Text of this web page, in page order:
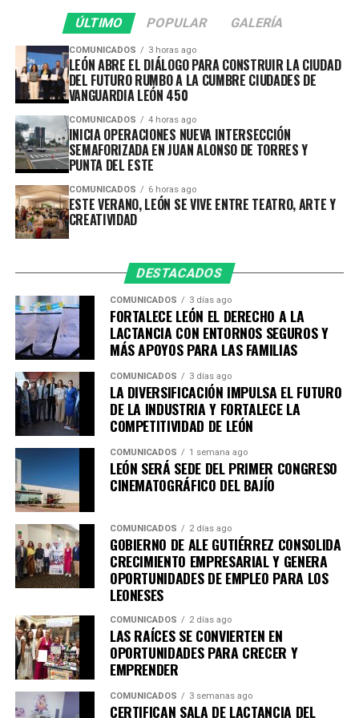
diversas actividades abiertas al público, convirtiéndose
en una excelente oportunidad para acercarse al mundo
del teatro.
FIACmx: diez días para descubrir el arte contemporáneo
Apenas termina el Encuentro Estatal de Teatro y León
continúa celebrando con otro de sus eventos culturales
más esperados.
Del 14 al 23 de agosto, llega la 29 edición del Festival
Internacional de Arte Contemporáneo (FIACmx), uno de
los festivales con mayor trayectoria del país y que este
invita a reflexionar sobre la identidad, la creatividad y la
transformación cultural desde distintas disciplinas
artísticas.
Durante diez días, la ciudad será sede de 44 actividades
distribuidas en 20 espacios, con la participación de
artistas provenientes de México, Colombia, Estados
Unidos, Perú, España, Italia, Francia y Cuba.
Apenas termina el Encuentro Estatal de Teatro y León
continúa celebrando con otro de sus eventos culturales
más esperados.
Mucho más que exposiciones
FIACmx reúne una programación pensada para públicos
muy diversos. Entre las actividades encontrarás:
•Conciertos nacionales e internacionales
•Danza contemporánea
•Teatro
•Cine
•Instalaciones artísticas
•Conversatorios
•Talleres gratuitos
ÚLTIMO POPULAR GALERÍA
COMUNICADOS 3 horas ago
LEÓN ABRE EL DIÁLOGO PARA CONSTRUIR LA CIUDAD
DEL FUTURO RUMBO A LA CUMBRE CIUDADES DE
VANGUARDIA LEÓN 450
COMUNICADOS 4 horas ago
INICIA OPERACIONES NUEVA INTERSECCIÓN
SEMAFORIZADA EN JUAN ALONSO DE TORRES Y
PUNTA DEL ESTE
COMUNICADOS 6 horas ago
ESTE VERANO, LEÓN SE VIVE ENTRE TEATRO, ARTE Y
CREATIVIDAD
DESTACADOS
COMUNICADOS 3 días ago
FORTALECE LEÓN EL DERECHO A LA
LACTANCIA CON ENTORNOS SEGUROS Y
MÁS APOYOS PARA LAS FAMILIAS
COMUNICADOS 3 días ago
LA DIVERSIFICACIÓN IMPULSA EL FUTURO
DE LA INDUSTRIA Y FORTALECE LA
COMPETITIVIDAD DE LEÓN
COMUNICADOS 1 semana ago
LEÓN SERÁ SEDE DEL PRIMER CONGRESO
CINEMATOGRÁFICO DEL BAJÍO
COMUNICADOS 2 días ago
GOBIERNO DE ALE GUTIÉRREZ CONSOLIDA
CRECIMIENTO EMPRESARIAL Y GENERA
OPORTUNIDADES DE EMPLEO PARA LOS
LEONESES
COMUNICADOS 2 días ago
LAS RAÍCES SE CONVIERTEN EN
OPORTUNIDADES PARA CRECER Y
EMPRENDER
COMUNICADOS 3 semanas ago
CERTIFICAN SALA DE LACTANCIA DEL